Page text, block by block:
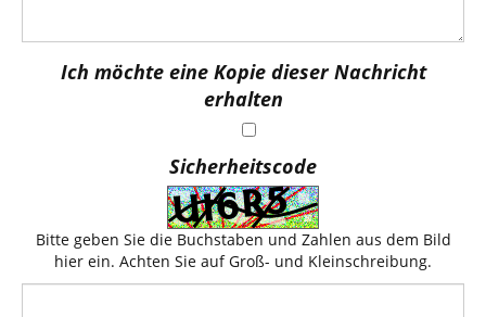
Ich möchte eine Kopie dieser Nachricht
erhalten
Sicherheitscode
Bitte geben Sie die Buchstaben und Zahlen aus dem Bild
hier ein. Achten Sie auf Groß- und Kleinschreibung.